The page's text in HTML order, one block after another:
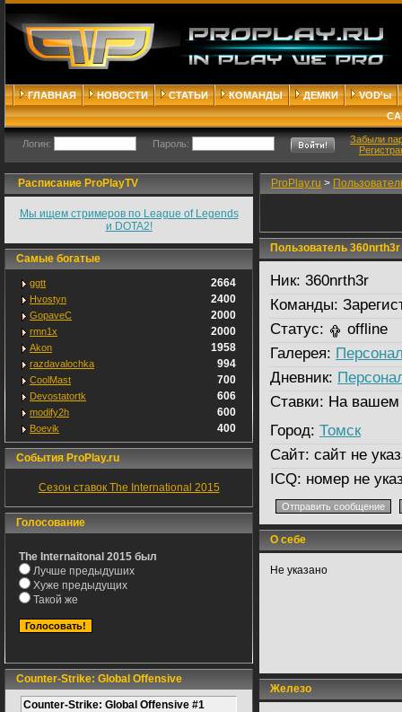
ГЛАВНАЯ НОВОСТИ СТАТЬИ КОМАНДЫ ДЕМКИ
VOD'ы
Логин: Пароль:
Забыли
Расписание ProPlayTV
Мы ищем стримеров по League of Legends
и DOTA2!
Самые богатые
ggtt 2664
Hvostyn 2400
GopaveC 2000
rmn1x 2000
Akon 1958
razdavalochka 994
CoolMast 700
Devostatortk 606
modify2h 600
Boevik 400
События ProPlay.ru
Сезон ставок The International 2015
Голосование
The Internaitonal 2015 был
Лучше предыдуших
Хуже предыдущих
Такой же
Counter-Strike: Global Offensive
Counter-Strike: Global Offensive #1
ProPlay.ru >
Пользователь 360nrth3r
Ник: 360nrth3r
Команды:
Статус:
offline
Галерея:
Дневник:
Ставки: На вашем
Город: Томск
Сайт: сайт не
ICQ: номер не
О себе
Не указано
Железо